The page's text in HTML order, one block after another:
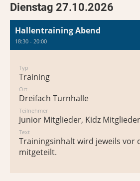
Dienstag 27.10.2026
Hallentraining Abend
18:30 - 20:00
Typ
Training
Ort
Dreifach Turnhalle
Teilnehmer
Junior Mitglieder, Kidz
Text
Trainingsinhalt wird jeweils vor
mitgeteilt.